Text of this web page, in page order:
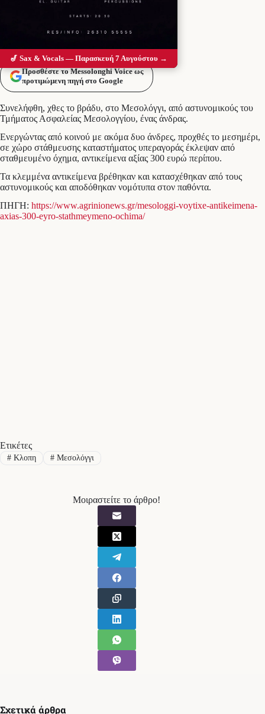
Προσθέστε το Messolonghi Voice ως
προτιμώμενη πηγή στο Google
Συνελήφθη, χθες το βράδυ, στο Μεσολόγγι, από αστυνομικούς του
Τμήματος Ασφαλείας Μεσολογγίου, ένας άνδρας.
Ενεργώντας από κοινού με ακόμα δυο άνδρες, προχθές το μεσημέρι,
σε χώρο στάθμευσης καταστήματος υπεραγοράς έκλεψαν από
σταθμευμένο όχημα, αντικείμενα αξίας 300 ευρώ περίπου.
Τα κλεμμένα αντικείμενα βρέθηκαν και κατασχέθηκαν από τους
αστυνομικούς και αποδόθηκαν νομότυπα στον παθόντα.
ΠΗΓΗ: https://www.agrinionews.gr/mesologgi-voytixe-antikeimena-
axias-300-eyro-stathmeymeno-ochima/
Ετικέτες
#Κλοπη #Μεσολόγγι
Μοιραστείτε το άρθρο!
Σχετικά άρθρα
🎷 Sax & Vocals — Παρασκευή 7 Αυγούστου →